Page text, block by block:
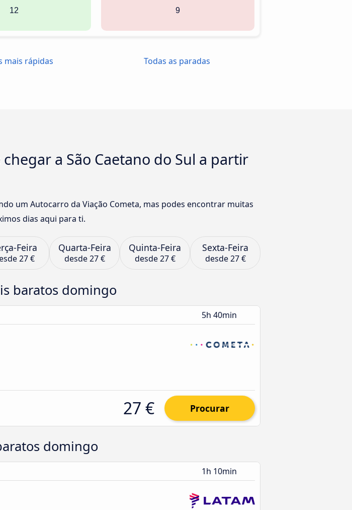
12 9
mais rápidas Todas as paradas
a São Caetano do Sul a partir
um Autocarro da Viação Cometa, mas podes encontrar muitas
dias aqui para ti.
Feira
27 €
Quarta-Feira
desde27 €
Quinta-Feira
desde27 €
Sexta-Feira
desde27 €
baratos domingo
5h 40min
27 € Procurar
domingo
1h 10min